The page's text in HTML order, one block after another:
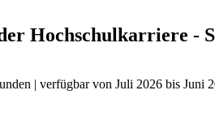
Hochschulkarriere -
| verfügbar von Juli 2026 bis Juni